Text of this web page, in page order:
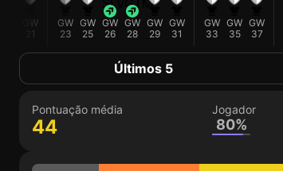
GW
21
GW
23
GW
25
GW
26
GW
28
GW
29
GW
31
GW
33
GW
35
GW
37
Últimos 5
Pontuação média
44
Jogador
80%